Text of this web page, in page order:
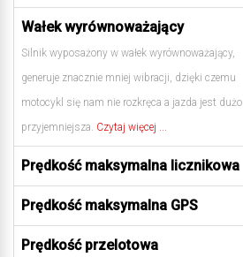
Wałek wyrównoważający
Silnik wyposażony w wałek wyrównoważający,
generuje znacznie mniej wibracji, dzięki czemu
motocykl się nam nie rozkręca a jazda jest dużo
przyjemniejsza. Czytaj więcej ...
Prędkość maksymalna licznikowa
Prędkość maksymalna GPS
Prędkość przelotowa